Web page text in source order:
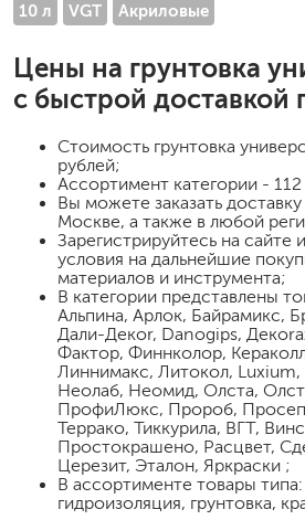
10 л VGT Акриловые
Цены на грунтовка
с быстрой доставкой
Стоимость грунтовка
рублей;
Ассортимент категории -
Вы можете заказать доставку
Москве, а также в любой
Зарегистрируйтесь на сайте
условия на дальнейшие
материалов и инструмента;
В категории представлены
Альпина, Арлок, Байрамикс,
Дали-Декor, Danogips,
Фактор, Финнколор,
Линнимакс, Литокол,
Неолаб, Неомид, Олста,
ПрофиЛюкс, Пророб,
Террако, Тиккурила, ВГТ,
Простокрашено, Расцвет,
Церезит, Эталон, Яркраски ;
В ассортименте товары типа:
гидроизоляция, грунтовка,